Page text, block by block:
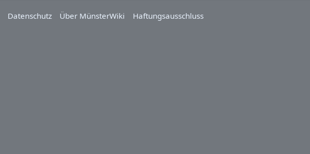
Datenschutz Über MünsterWiki Haftungsausschluss